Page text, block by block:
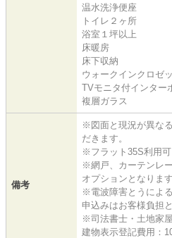
温水洗浄便座
トイレ２ヶ所
浴室１坪以上
床暖房
床下収納
ウォークインクロゼ
TVモニタ付インター
複層ガラス
備考
※図面と現況が異な
だきます。
※フラット35S利用可
※網戸、カーテンレ
オプションとなります
※電波障害とうによ
申込みはお客様負担
※司法書士・土地家
建物表示登記費用：